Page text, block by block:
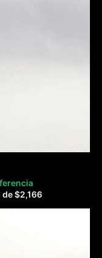
de$2,166